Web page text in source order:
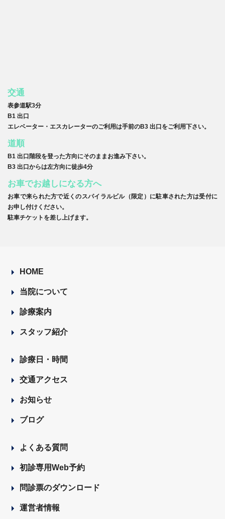
交通
表参道駅3分
B1 出口
エレベーター・エスカレーターのご利用は手前のB3 出口をご利用下さい。
道順
B1 出口階段を登った方向にそのままお進み下さい。
B3 出口からは左方向に徒歩4分
お車でお越しになる方へ
お車で来られた方で近くのスパイラルビル（限定）に駐車された方は受付に
お申し付けください。
駐車チケットを差し上げます。
HOME
当院について
診療案内
スタッフ紹介
診療日・時間
交通アクセス
お知らせ
ブログ
よくある質問
初診専用Web予約
問診票のダウンロード
運営者情報